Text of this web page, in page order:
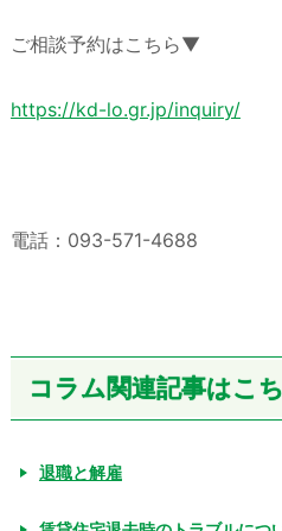
ご相談予約はこちら▼
https://kd-lo.gr.jp/inquiry/
電話：093-571-4688
コラム関連記事はこ
退職と解雇